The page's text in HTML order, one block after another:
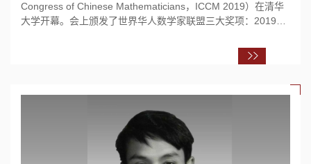
Congress of Chinese Mathematicians，ICCM 2019）在清华
大学开幕。会上颁发了世界华人数学家联盟三大奖项：2019年